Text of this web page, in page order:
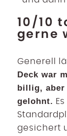
10/10
gerne
Generell
Deck war
billig, aber
gelohnt.
gesichert